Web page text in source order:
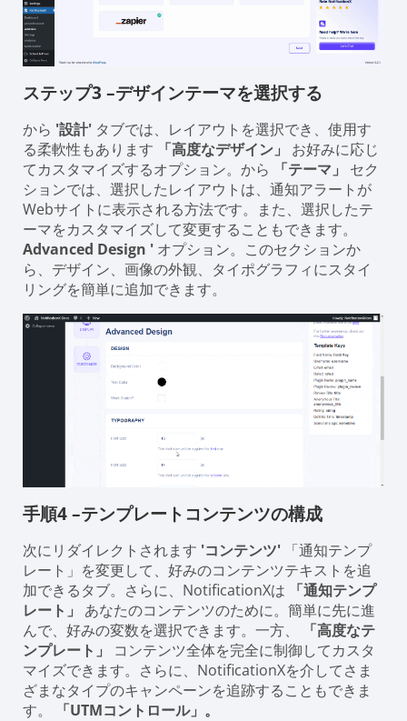
ステップ3 –デザインテーマを選択する
から '設計' タブでは、レイアウトを選択でき、使用す
る柔軟性もあります
「高度なデザイン」
お好みに応じ
てカスタマイズするオプション。から 「テーマ」 セク
ションでは、選択したレイアウトは、通知アラートが
Webサイトに表示される方法です。また、選択したテ
ーマをカスタマイズして変更することもできます。
Advanced Design ' オプション。このセクションか
ら、デザイン、画像の外観、タイポグラフィにスタイ
リングを簡単に追加できます。
手順4 –テンプレートコンテンツの構成
次にリダイレクトされます 'コンテンツ' 「通知テンプ
レート」を変更して、好みのコンテンツテキストを追
加できるタブ。さらに、NotificationXは 「通知テンプ
レート」 あなたのコンテンツのために。簡単に先に進
んで、好みの変数を選択できます。一方、
「高度なテ
ンプレート」
コンテンツ全体を完全に制御してカスタ
マイズできます。さらに、NotificationXを介してさま
ざまなタイプのキャンペーンを追跡することもできま
す。
「UTMコントロール」。